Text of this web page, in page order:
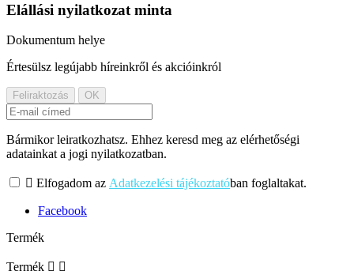
Elállási nyilatkozat minta
Dokumentum helye
Értesülsz legújabb híreinkről és akcióinkról
Bármikor leiratkozhatsz. Ehhez keresd meg az elérhetőségi
adatainkat a jogi nyilatkozatban.
 Elfogadom az Adatkezelési tájékoztatóban foglaltakat.
Facebook
Termék
Termék  